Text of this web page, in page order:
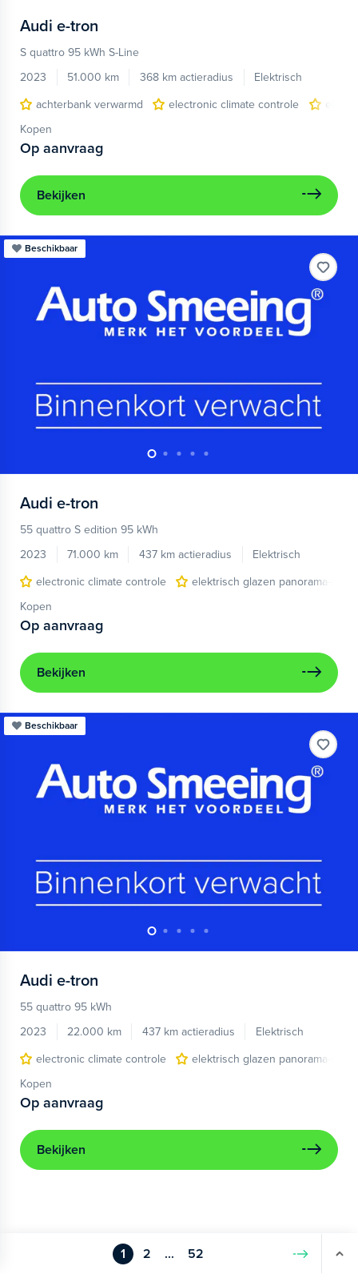
Audi e-tron
S quattro 95 kWh S-Line
2023
51.000 km 368 km actieradius
Elektrisch
achterbank verwarmd
electronic climate controle
Kopen
Op aanvraag
Bekijken
Beschikbaar
Audi e-tron
55 quattro S edition 95 kWh
2023
71.000 km 437 km actieradius
Elektrisch
electronic climate controle
elektrisch glazen panorama-dak
Kopen
Op aanvraag
Bekijken
Beschikbaar
Audi e-tron
55 quattro 95 kWh
2023
22.000 km 437 km actieradius
Elektrisch
electronic climate controle
elektrisch glazen panorama-dak
Kopen
Op aanvraag
Bekijken
1 2 ... 52 Volgende